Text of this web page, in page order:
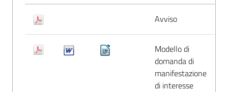
Avviso
Modello di
domanda di
manifestazione
di interesse